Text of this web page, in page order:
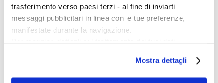
trasferimento verso paesi terzi - al fine di inviarti
messaggi pubblicitari in linea con le tue preferenze,
manifestate durante la navigazione.
scelte privacy sui cookie, ti invitiamo a prendere visione
dell’informativa cookie.
Mostra dettagli
Scegli la data e imposta i filtri per ottimizzare la tua ricerca